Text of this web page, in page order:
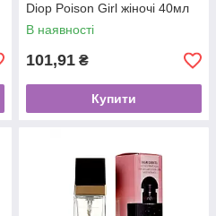
Dіор Poison Girl жіночі 40мл
В наявності
101,91 ₴
Купити